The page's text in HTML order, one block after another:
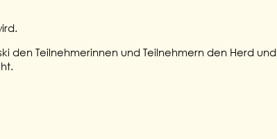
den Teilnehmerinnen und Teilnehmern den Herd und